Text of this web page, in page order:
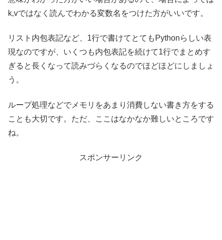
k,vではなく読んでわかる変数名をつけた方がいいです。
リスト内包表記など、1行で書けてとてもPythonらしい表
現なのですが、いくつも内包表記を続けて1行でまとめす
ぎると長くなって読みづらくなるのでほどほどにしましょ
う。
ループ処理などでメモリをあまり消費しない書き方をする
ことも大切です。ただ、ここはなかなか難しいところです
ね。
スポンサーリンク